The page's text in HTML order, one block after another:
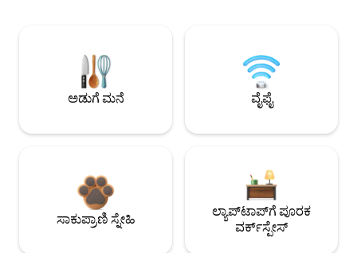
ಅಡುಗೆ ಮನೆ ವೈಫೈ
ಸಾಕುಪ್ರಾಣಿ ಸ್ನೇಹಿ
ಲ್ಯಾಪ್‌ಟಾಪ್‌ಗೆ ಪೂರಕ
ವರ್ಕ್‌ಸ್ಪೇಸ್